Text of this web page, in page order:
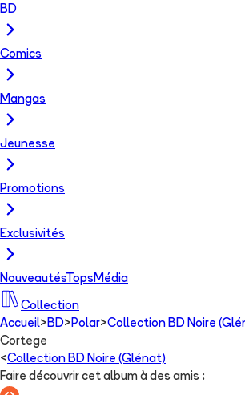
BD
Comics
Mangas
Jeunesse
Promotions
Exclusivités
NouveautésTops Média
Collection
Accueil> BD> Polar>Collection BD Noire
Cortege
<Collection BD Noire (Glénat)
Faire découvrir cet album à des amis :